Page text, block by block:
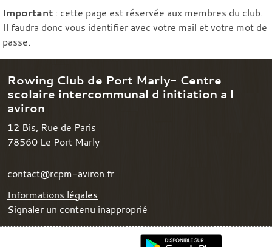
Important : cette page est réservée aux membres du club.
Il faudra donc vous identifier avec votre mail et votre mot de
passe.
Rowing Club de Port Marly- Centre
scolaire intercommunal d initiation a l
aviron
12 Bis, Rue de Paris
78560 Le Port Marly
contact@rcpm-aviron.fr
Informations légales
Signaler un contenu inapproprié